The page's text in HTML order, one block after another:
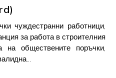
чуждестранни работници,
за работа в строителния
на обществените поръчки,